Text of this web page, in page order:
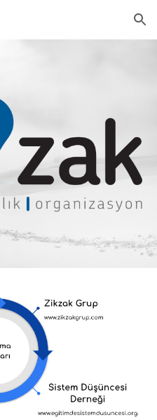
Skip to navigation